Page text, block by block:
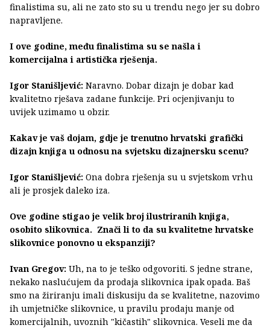
finalistima su, ali ne zato sto su u trendu nego jer su dobro
napravljene.
I ove godine, među finalistima su se našla i
komercijalna i artistička rješenja.
Igor Stanišljević: Naravno. Dobar dizajn je dobar kad
kvalitetno rješava zadane funkcije. Pri ocjenjivanju to
uvijek uzimamo u obzir.
Kakav je vaš dojam, gdje je trenutno hrvatski grafički
dizajn knjiga u odnosu na svjetsku dizajnersku scenu?
Igor Stanišljević: Ona dobra rješenja su u svjetskom vrhu
ali je prosjek daleko iza.
Ove godine stigao je velik broj ilustriranih knjiga,
osobito slikovnica. Znači li to da su kvalitetne hrvatske
slikovnice ponovno u ekspanziji?
Ivan Gregov: Uh, na to je teško odgovoriti. S jedne strane,
nekako naslućujem da prodaja slikovnica ipak opada. Baš
smo na žiriranju imali diskusiju da se kvalitetne, nazovimo
ih umjetničke slikovnice, u pravilu prodaju manje od
komercijalnih, uvoznih "kičastih" slikovnica. Veseli me da